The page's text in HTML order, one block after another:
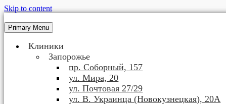
Skip to content
Primary Menu
Клиники
Запорожье
пр. Соборный, 157
ул. Мира, 20
ул. Почтовая 27/29
ул. В. Украинца (Новокузнецкая), 20А